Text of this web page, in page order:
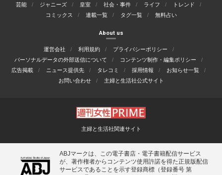
芸能 ジャニーズ 皇室 社会・事件 ライフ
トレンド
コミックス
連載一覧 タグ一覧 無料占い
About us
運営会社 利用規約
プライバシーポリシー
パーソナルデータの外部送信について
コンテンツ制作・編集ポリシー
広告掲載
ニュース提供先 タレコミ 採用情報
お知らせ一覧
お問い合わせ
主婦と生活社公式サイト
主婦と生活社関連サイト
ABJマークは、この電子書店・電子書籍配信サービス
が、著作権者からコンテンツ使用許諾を得た正規版配信
サービスであることを示す登録商標（登録番号 第